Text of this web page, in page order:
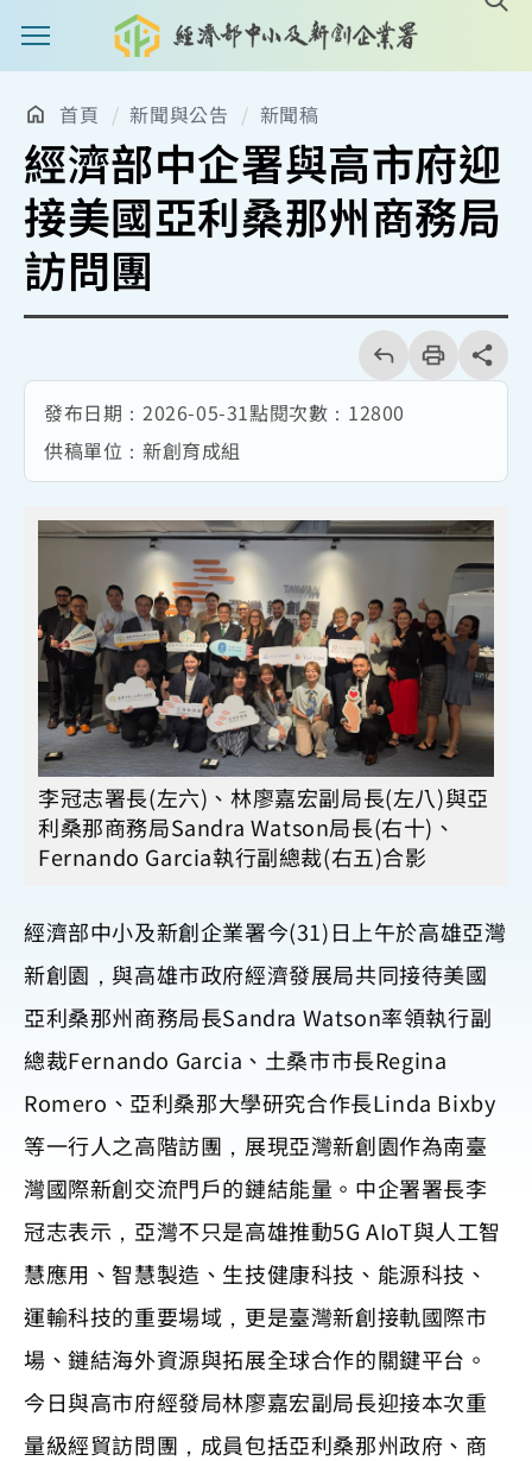
主選單案扭
首頁 新聞與公告 新聞稿
經濟部中企署與高市府迎
接美國亞利桑那州商務局
訪問團
回
上
一
頁
列
印
share分享
發布日期： 2026-05-31點閱次數： 12800
供稿單位： 新創育成組
李冠志署長(左六)、林廖嘉宏副局長(左八)與亞
利桑那商務局Sandra Watson局長(右十)、
Fernando Garcia執行副總裁(右五)合影
經濟部中小及新創企業署今(31)日上午於高雄亞灣
新創園，與高雄市政府經濟發展局共同接待美國
亞利桑那州商務局長Sandra Watson率領執行副
總裁Fernando Garcia、土桑市市長Regina
Romero、亞利桑那大學研究合作長Linda Bixby
等一行人之高階訪團，展現亞灣新創園作為南臺
灣國際新創交流門戶的鏈結能量。中企署署長李
冠志表示，亞灣不只是高雄推動5G AIoT與人工智
慧應用、智慧製造、生技健康科技、能源科技、
運輸科技的重要場域，更是臺灣新創接軌國際市
場、鏈結海外資源與拓展全球合作的關鍵平台。
今日與高市府經發局林廖嘉宏副局長迎接本次重
量級經貿訪問團，成員包括亞利桑那州政府、商